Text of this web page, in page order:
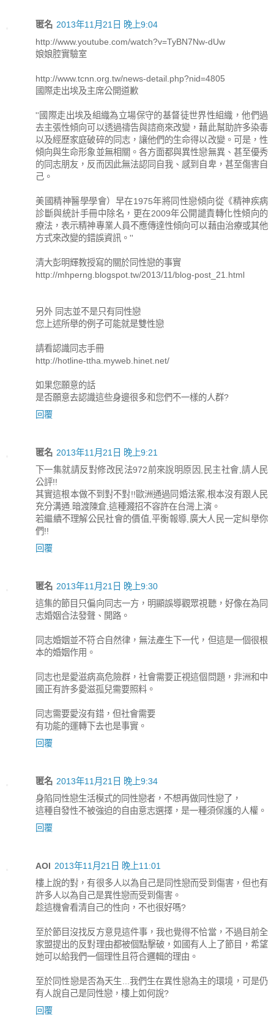
匿名 2013年11月21日 晚上9:04
http://www.youtube.com/watch?v=TyBN7Nw-dUw
娘娘腔實驗室
http://www.tcnn.org.tw/news-detail.php?nid=4805
國際走出埃及主席公開道歉
''國際走出埃及組織為立場保守的基督徒世界性組織，他們過
去主張性傾向可以透過禱告與諮商來改變，藉此幫助許多染毒
以及經歷家庭破碎的同志，讓他們的生命得以改變。可是，性
傾向與生命形象並無相關。各方面都與異性戀無異、甚至優秀
的同志朋友，反而因此無法認同自我、感到自卑，甚至傷害自
己。
美國精神醫學學會）早在1975年將同性戀傾向從《精神疾病
診斷與統計手冊中除名，更在2009年公開譴責轉化性傾向的
療法，表示精神專業人員不應傳達性傾向可以藉由治療或其他
方式來改變的錯誤資訊。''
清大彭明輝教授寫的關於同性戀的事實
http://mhperng.blogspot.tw/2013/11/blog-post_21.html
另外 同志並不是只有同性戀
您上述所舉的例子可能就是雙性戀
請看認識同志手冊
http://hotline-ttha.myweb.hinet.net/
如果您願意的話
是否願意去認識這些身邊很多和您們不一樣的人群?
回覆
匿名 2013年11月21日 晚上9:21
下一集就請反對修改民法972前來說明原因,民主社會,請人民
公評!!
其實這根本做不到對不對!!歐洲通過同婚法案,根本沒有跟人民
充分溝通.暗渡陳倉,這種濺招不容許在台灣上演。
若繼續不理解公民社會的價值,平衡報導,廣大人民一定糾舉你
們!!
回覆
匿名 2013年11月21日 晚上9:30
這集的節目只偏向同志一方，明顯誤導觀眾視聽，好像在為同
志婚姻合法發聲、開路。
同志婚姻並不符合自然律，無法產生下一代，但這是一個很根
本的婚姻作用。
同志也是愛滋病高危險群，社會需要正視這個問題，非洲和中
國正有許多愛滋孤兒需要照料。
同志需要愛沒有錯，但社會需要
有功能的運轉下去也是事實。
回覆
匿名 2013年11月21日 晚上9:34
身陷同性戀生活模式的同性戀者，不想再做同性戀了，
這種自發性不被強迫的自由意志選擇，是一種須保護的人權。
回覆
AOI 2013年11月21日 晚上11:01
樓上說的對，有很多人以為自己是同性戀而受到傷害，但也有
許多人以為自己是異性戀而受到傷害。
趁這機會看清自己的性向，不也很好嗎?
至於節目沒找反方意見這件事，我也覺得不恰當，不過目前全
家盟提出的反對理由都被個點擊破，如國有人上了節目，希望
她可以給我們一個理性且符合邏輯的理由。
至於同性戀是否為天生...我們生在異性戀為主的環境，可是仍
有人說自己是同性戀，樓上如何說?
回覆